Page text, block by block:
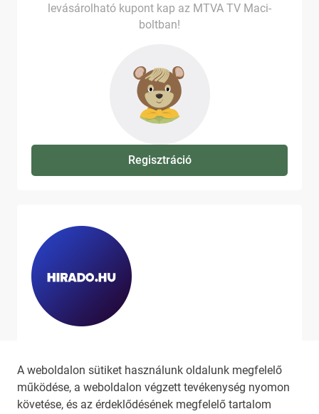
A weboldalon sütiket használunk oldalunk megfelelő
működése, a weboldalon végzett tevékenység nyomon
követése, és az érdeklődésének megfelelő tartalom
levásárolható kupont kap az MTVA TV Maci-
boltban!
Regisztráció
látni, látogassa meg ahirado.hu
oldalát!